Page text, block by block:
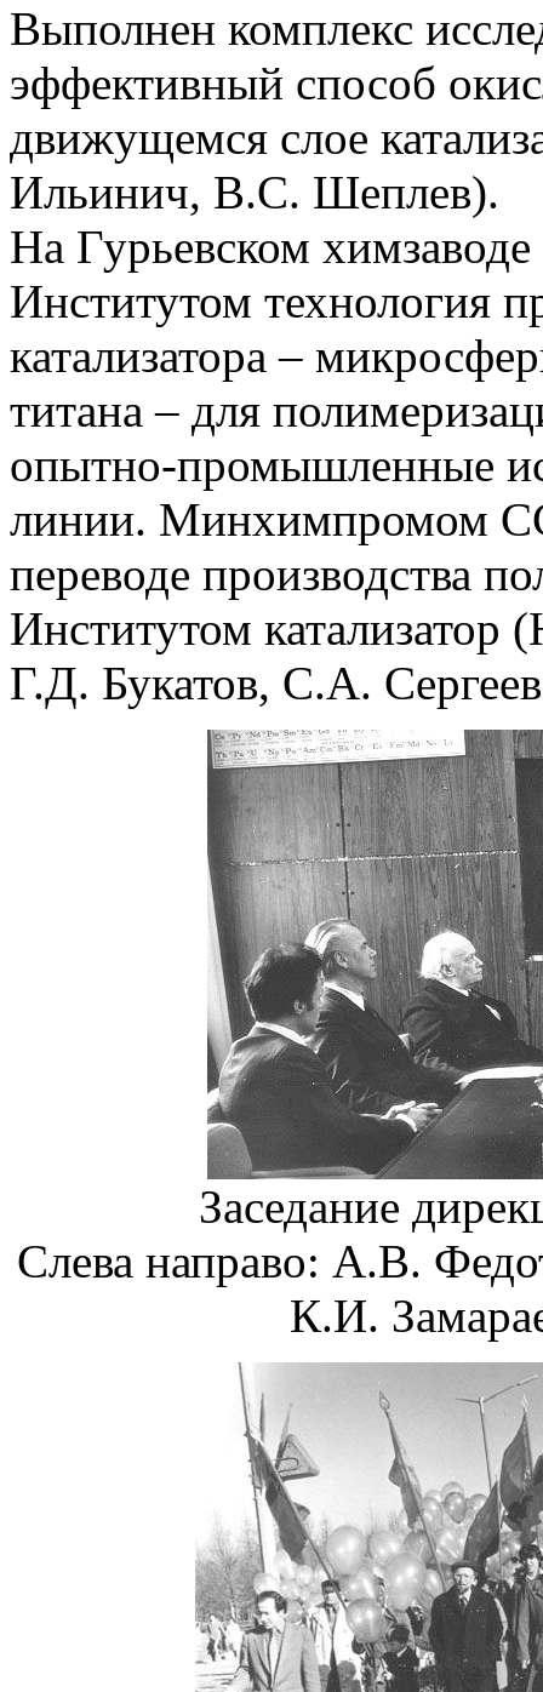
Выполнен комплекс
эффективный способ
движущемся слое
Ильинич, В.С. Шеплев).
На Гурьевском химзаводе
Институтом технология
катализатора –
титана – для
опытно-промышленные
линии. Минхимпромом
переводе производства
Институтом
Г.Д. Букатов, С.А.
Заседание
Слева направо: А.В.
К.И.